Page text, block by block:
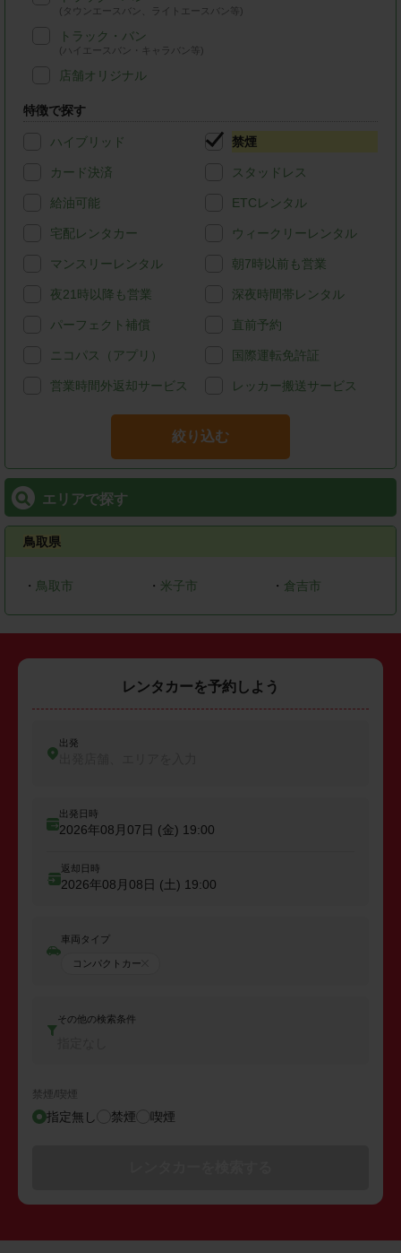
(タウンエースバン、ライトエースバン等)
トラック・バン
(ハイエースバン・キャラバン等)
店舗オリジナル
特徴で探す
ハイブリッド 禁煙
カード決済 スタッドレス
給油可能 ETCレンタル
宅配レンタカー ウィークリーレンタル
マンスリーレンタル 朝7時以前も営業
夜21時以降も営業 深夜時間帯レンタル
パーフェクト補償 直前予約
ニコパス（アプリ） 国際運転免許証
営業時間外返却サービス レッカー搬送サービス
絞り込む
エリアで探す
鳥取県
・ 鳥取市 ・ 米子市 ・ 倉吉市
レンタカーを予約しよう
出発
出発日時
2026年08月07日 (金) 19:00
返却日時
2026年08月08日 (土) 19:00
車両タイプ
コンパクトカー
その他の検索条件
禁煙/喫煙
指定無し 禁煙 喫煙